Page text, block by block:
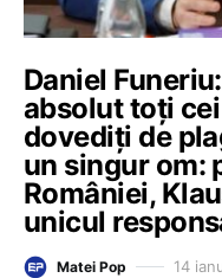
Daniel
absolut toți
dovediți de
un singur om:
României,
unicul
Matei Pop 14